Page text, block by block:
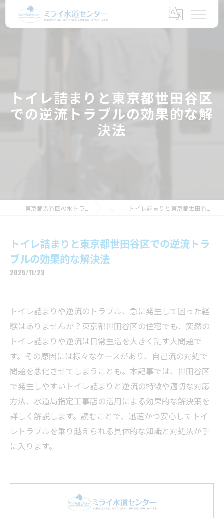
トイレ詰まりと東京都世田谷区
での逆流トラブルの効果的な解
決法
コラム トイレ詰まりと東京都世田谷区での逆流トラブルの効果的な解決法
トイレ詰まりと東京都世田谷区での逆流トラ
ブルの効果的な解決法
2025/11/23
トイレ詰まりや逆流のトラブル、急に発生して困った経
験はありませんか？東京都世田谷区の住宅でも、突然の
トイレ詰まりや逆流は日常生活を大きく乱す大問題で
す。その原因には様々なケースがあり、自己流の対処で
問題を悪化させてしまうことも。本記事では、世田谷区
で発生しやすいトイレ詰まりと逆流の特徴や適切な対応
方法、水道局指定工事店の活用による効果的な解決策を
詳しく解説します。読むことで、迅速かつ安心してトイ
レトラブルを乗り越えられる具体的な知識と対処法が手
に入ります。